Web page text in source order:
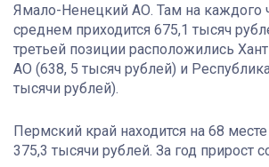
Ямало-Ненецкий АО. Там на каждого
среднем приходится 675,1 тысяч
третьей позиции расположились
АО (638, 5 тысяч рублей) и
тысячи рублей).
Пермский край находится на 68
375,3 тысячи рублей. За год прирост